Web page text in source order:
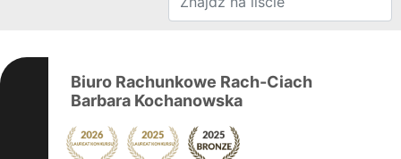
Biuro Rachunkowe Rach-Ciach
Barbara Kochanowska